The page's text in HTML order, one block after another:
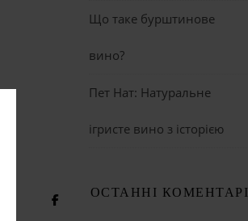
Що таке бурштинове
вино?
Пет Нат: Натуральне
ігристе вино з історією
ОСТАННІ КОМЕНТАРІ